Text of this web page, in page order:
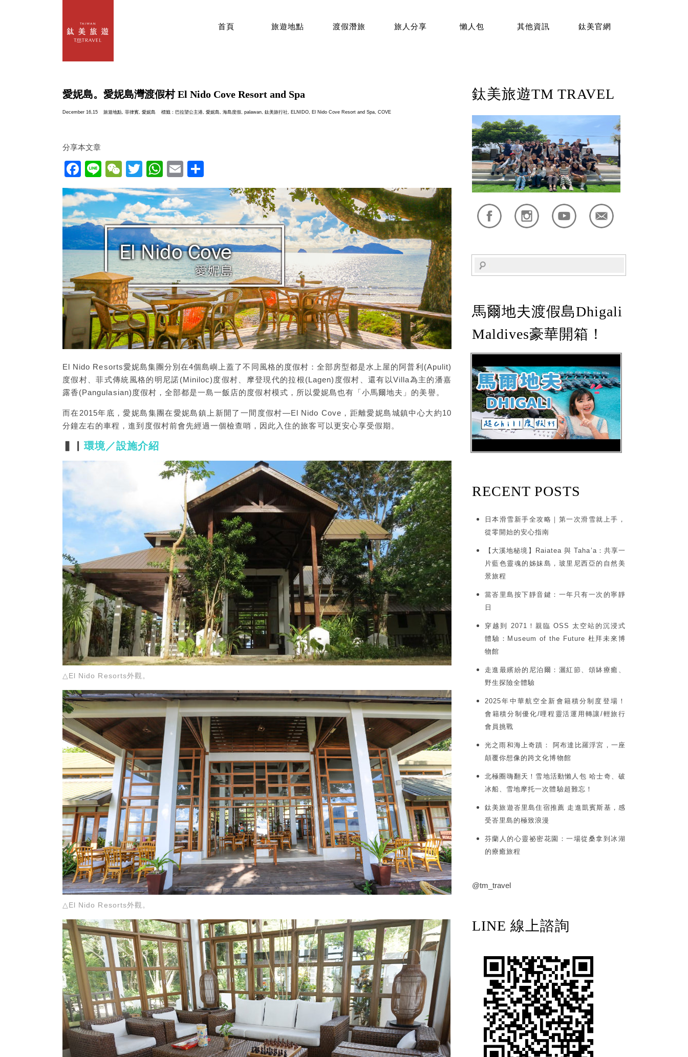
首頁 旅遊地點 渡假潛旅 旅人分享 懶人包 其他資訊 鈦美官網
愛妮島。愛妮島灣渡假村 El Nido Cove Resort and Spa
December 16,15 旅遊地點, 菲律賓, 愛妮島 標籤： 巴拉望公主港, 愛妮島, 海島度假, palawan, 鈦美旅行社, ELNIDO, El Nido Cove Resort and Spa, COVE
分享本文章
Facebook
LineWeChat
TwitterWhatsApp
Email
享
El Nido Resorts愛妮島集團分別在4個島嶼上蓋了不同風格的度假村：全部房型都是水上屋的阿普利(Apulit)
度假村、菲式傳統風格的明尼諾(Miniloc)度假村、摩登現代的拉根(Lagen)度假村、還有以Villa為主的潘嘉
露香(Pangulasian)度假村，全部都是一島一飯店的度假村模式，所以愛妮島也有「小馬爾地夫」的美譽。
而在2015年底，愛妮島集團在愛妮島鎮上新開了一間度假村—El Nido Cove，距離愛妮島城鎮中心大約10
分鐘左右的車程，進到度假村前會先經過一個檢查哨，因此入住的旅客可以更安心享受假期。
▍▏環境／設施介紹
△El Nido Resorts外觀。
△El Nido Resorts外觀。
鈦美旅遊TM TRAVEL
馬爾地夫渡假島Dhigali
Maldives豪華開箱！
RECENT POSTS
日本滑雪新手全攻略｜第一次滑雪就上手，
從零開始的安心指南
【大溪地秘境】Raiatea 與 Taha’a：共享一
片藍色靈魂的姊妹島，玻里尼西亞的自然美
景旅程
當峇里島按下靜音鍵：一年只有一次的寧靜
日
穿越到 2071！親臨 OSS 太空站的沉浸式
體驗：Museum of the Future 杜拜未來博
物館
走進最繽紛的尼泊爾：灑紅節、頌缽療癒、
野生探險全體驗
2025年中華航空全新會籍積分制度登場！
會籍積分制優化/哩程靈活運用轉讓/輕旅行
會員挑戰
光之雨和海上奇蹟： 阿布達比羅浮宮，一座
顛覆你想像的跨文化博物館
北極圈嗨翻天！雪地活動懶人包 哈士奇、破
冰船、雪地摩托一次體驗超難忘！
鈦美旅遊峇里島住宿推薦 走進凱賓斯基，感
受峇里島的極致浪漫
芬蘭人的心靈祕密花園：一場從桑拿到冰湖
的療癒旅程
@tm_travel
LINE 線上諮詢